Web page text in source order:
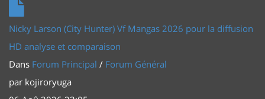
Nicky Larson (City Hunter) Vf Mangas 2026 pour la diffusion
HD analyse et comparaison
Dans Forum Principal / Forum Général
par kojiroryuga